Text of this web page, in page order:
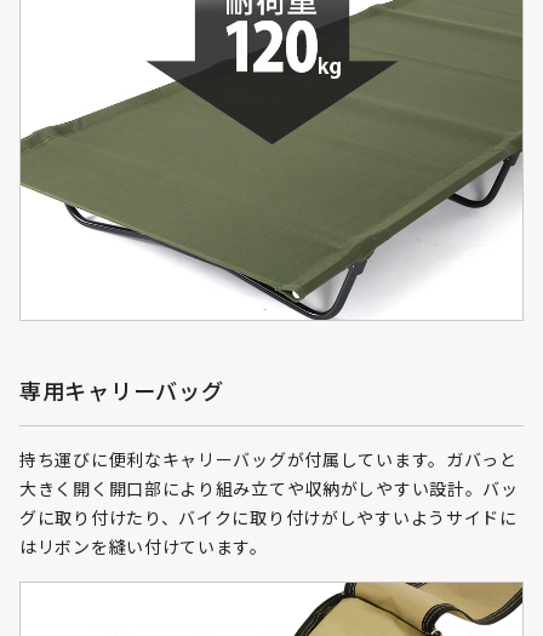
専用キャリーバッグ
持ち運びに便利なキャリーバッグが付属しています。ガバっと
大きく開く開口部により組み立てや収納がしやすい設計。バッ
グに取り付けたり、バイクに取り付けがしやすいようサイドに
はリボンを縫い付けています。